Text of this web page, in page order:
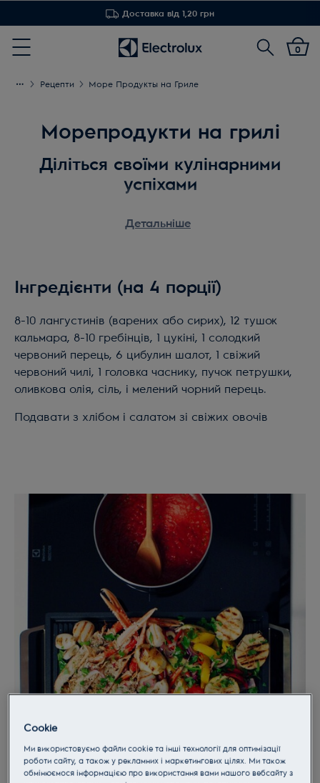
Доставка від 1,20 грн
Menu
Пошук
0
Рецепти Море Продукты на Гриле
Морепродукти на грилі
Діліться своїми кулінарними
успіхами
варильних панелей ви можете готувати
гриля принесе вашим гостям особливе
задоволення і стане приємною розвагою.
Детальніше
Інгредієнти (на 4 порції)
8-10 лангустинів (варених або сирих), 12 тушок
кальмара, 8-10 гребінців, 1 цукіні, 1 солодкий
червоний перець, 6 цибулин шалот, 1 свіжий
червоний чилі, 1 головка часнику, пучок петрушки,
оливкова олія, сіль, і мелений чорний перець.
Подавати з хлібом і салатом зі свіжих овочів
Cookie
Ми використовуємо файли cookie та інші технології для оптимізації
роботи сайту, а також у рекламних і маркетингових цілях. Ми також
обмінюємося інформацією про використання вами нашого вебсайту з